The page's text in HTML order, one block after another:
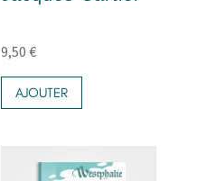
9,50€
AJOUTER